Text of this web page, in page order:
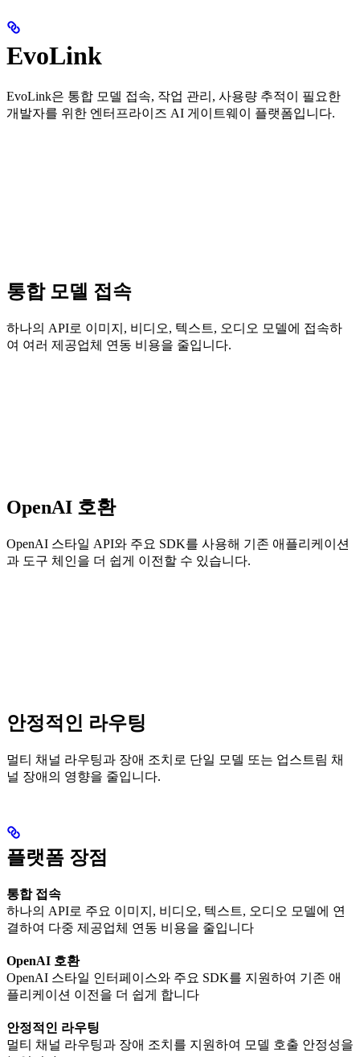
EvoLink
EvoLink은 통합 모델 접속, 작업 관리, 사용량 추적이 필요한
개발자를 위한 엔터프라이즈 AI 게이트웨이 플랫폼입니다.
통합 모델 접속
하나의 API로 이미지, 비디오, 텍스트, 오디오 모델에 접속하
여 여러 제공업체 연동 비용을 줄입니다.
OpenAI 호환
OpenAI 스타일 API와 주요 SDK를 사용해 기존 애플리케이션
과 도구 체인을 더 쉽게 이전할 수 있습니다.
안정적인 라우팅
멀티 채널 라우팅과 장애 조치로 단일 모델 또는 업스트림 채
널 장애의 영향을 줄입니다.
플랫폼 장점
통합 접속
하나의 API로 주요 이미지, 비디오, 텍스트, 오디오 모델에 연
결하여 다중 제공업체 연동 비용을 줄입니다
OpenAI 호환
OpenAI 스타일 인터페이스와 주요 SDK를 지원하여 기존 애
플리케이션 이전을 더 쉽게 합니다
안정적인 라우팅
멀티 채널 라우팅과 장애 조치를 지원하여 모델 호출 안정성을